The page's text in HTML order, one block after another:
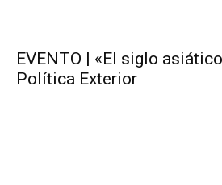
EVENTO | «El siglo
Política Exterior